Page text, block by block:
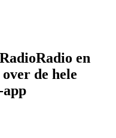
en
de hele